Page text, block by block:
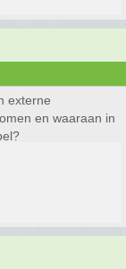
externe
en waaraan in